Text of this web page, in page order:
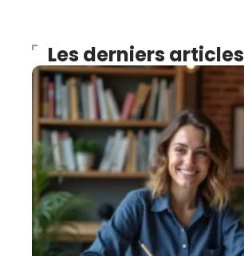
Les derniers articles